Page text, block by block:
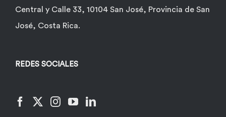
Central y Calle 33, 10104 San José, Provincia de San
José, Costa Rica.
REDES SOCIALES